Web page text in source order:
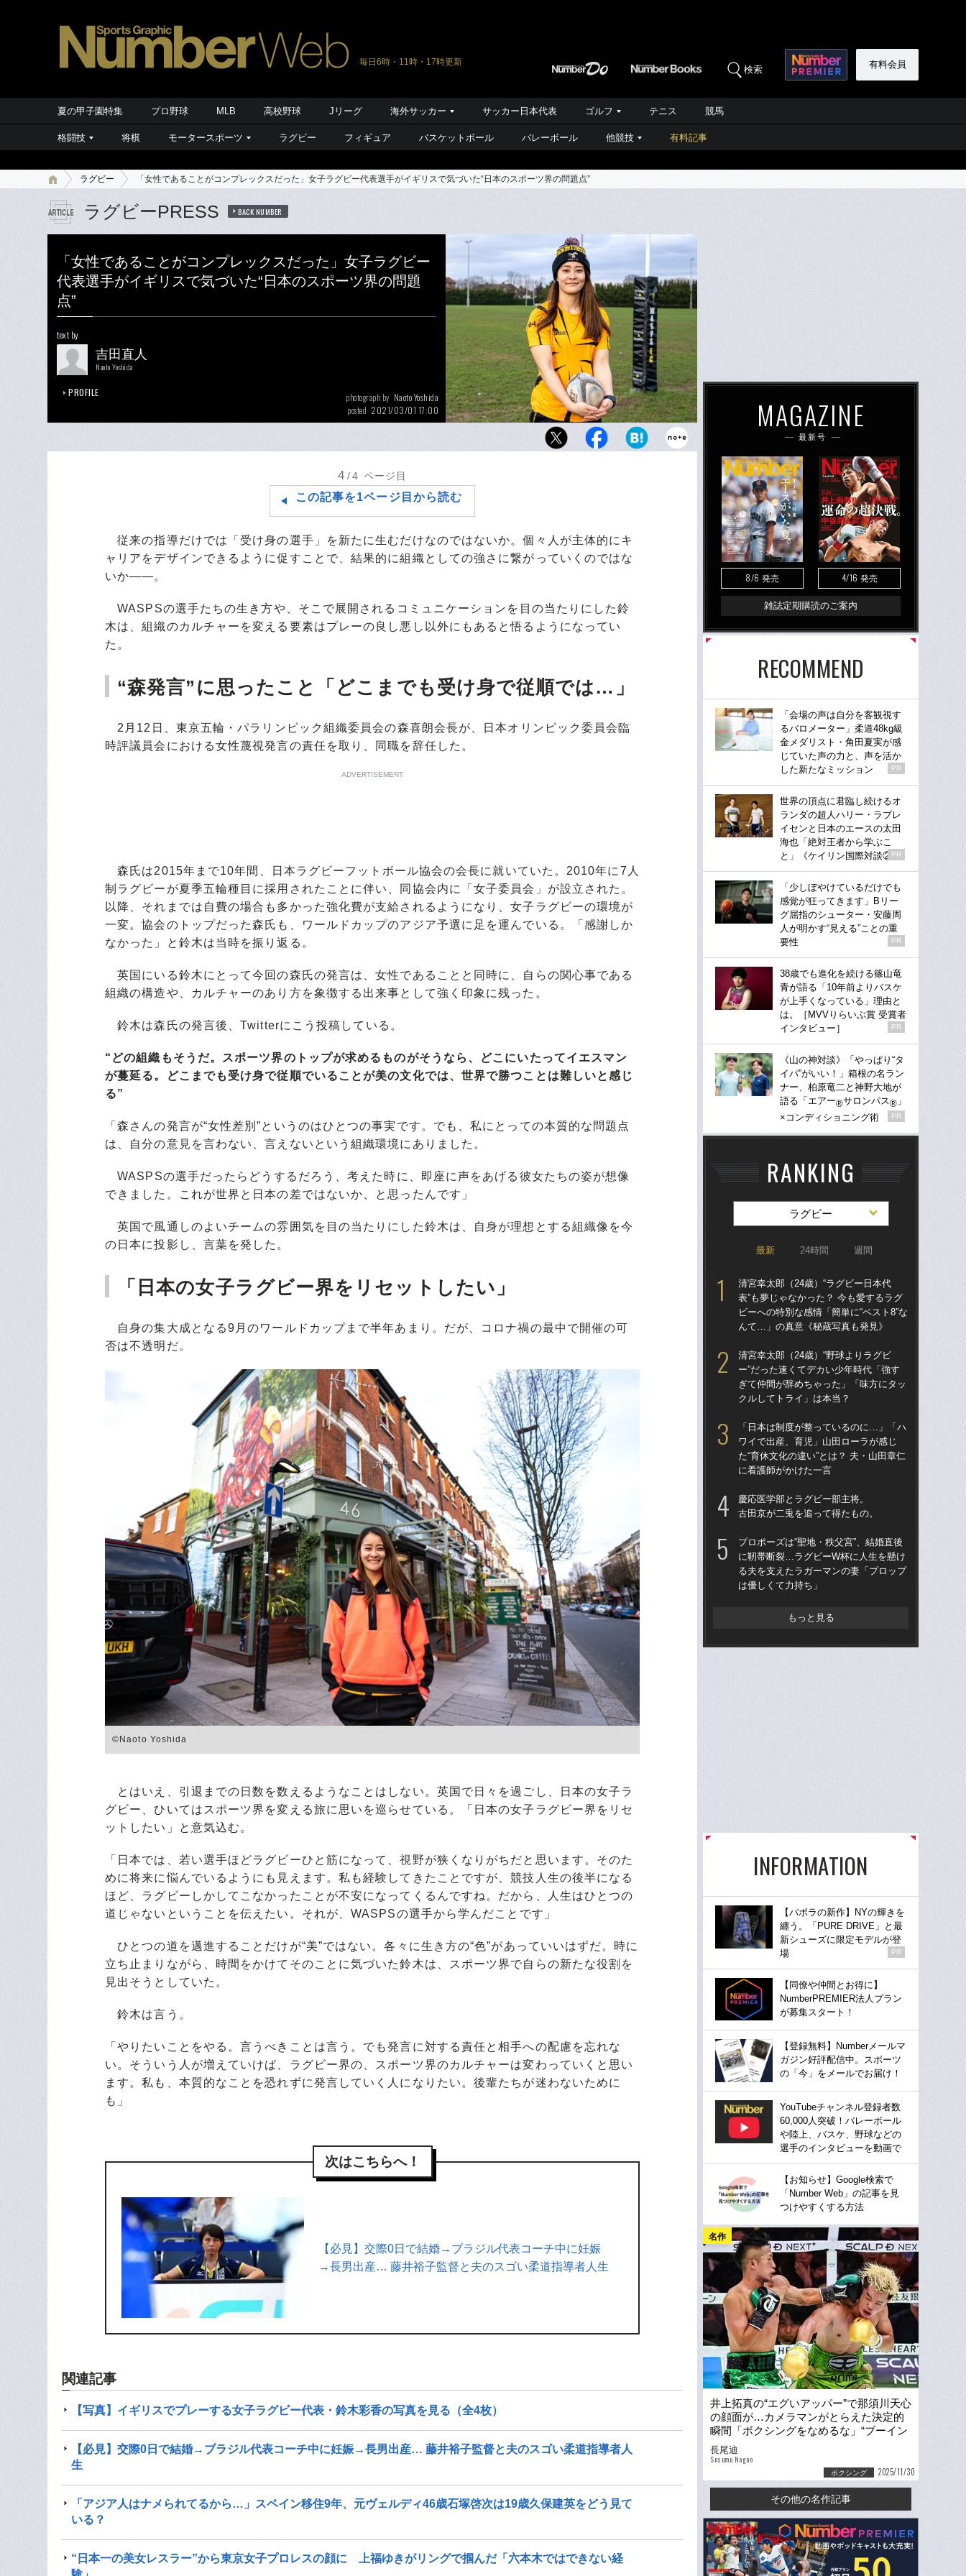
毎日6時・11時・17時更新
検索 有料会員
夏の甲子園特集 プロ野球 MLB 高校野球 Jリーグ 海外サッカー サッカー日本代表 ゴルフ テニス 競馬
格闘技 将棋 モータースポーツ ラグビー フィギュア バスケットボール バレーボール 他競技 有料記事
ラグビー 「女性であることがコンプレックスだった」女子ラグビー代表選手がイギリスで気づいた“日本のスポーツ界の問題点”
ラグビーPRESS BACK NUMBER
「女性であることがコンプレックスだった」女子ラグビー
代表選手がイギリスで気づいた“日本のスポーツ界の問題
点”
text by
吉田直人
Naoto Yoshida
PROFILE photograph by Naoto Yoshida
posted 2021/03/01 17:00
15人制ラグビー女子日本代表の鈴木彩香。昨年11月にイギ
4 /4 ページ目
この記事を1ページ目から読む
従来の指導だけでは「受け身の選手」を新たに生むだけなのではないか。個々人が主体的にキ
ャリアをデザインできるように促すことで、結果的に組織としての強さに繋がっていくのではな
いか――。
WASPSの選手たちの生き方や、そこで展開されるコミュニケーションを目の当たりにした鈴
木は、組織のカルチャーを変える要素はプレーの良し悪し以外にもあると悟るようになってい
た。
“森発言”に思ったこと「どこまでも受け身で従順では…」
2月12日、東京五輪・パラリンピック組織委員会の森喜朗会長が、日本オリンピック委員会臨
時評議員会における女性蔑視発言の責任を取り、同職を辞任した。
ADVERTISEMENT
森氏は2015年まで10年間、日本ラグビーフットボール協会の会長に就いていた。2010年に7人
制ラグビーが夏季五輪種目に採用されたことに伴い、同協会内に「女子委員会」が設立された。
以降、それまでは自費の場合も多かった強化費が支給されるようになり、女子ラグビーの環境が
一変。協会のトップだった森氏も、ワールドカップのアジア予選に足を運んでいる。「感謝しか
なかった」と鈴木は当時を振り返る。
英国にいる鈴木にとって今回の森氏の発言は、女性であることと同時に、自らの関心事である
組織の構造や、カルチャーのあり方を象徴する出来事として強く印象に残った。
鈴木は森氏の発言後、Twitterにこう投稿している。
“どの組織もそうだ。スポーツ界のトップが求めるものがそうなら、どこにいたってイエスマン
が蔓延る。どこまでも受け身で従順でいることが美の文化では、世界で勝つことは難しいと感じ
る”
「森さんの発言が“女性差別”というのはひとつの事実です。でも、私にとっての本質的な問題点
は、自分の意見を言わない、言えないという組織環境にありました。
WASPSの選手だったらどうするだろう、考えた時に、即座に声をあげる彼女たちの姿が想像
できました。これが世界と日本の差ではないか、と思ったんです」
英国で風通しのよいチームの雰囲気を目の当たりにした鈴木は、自身が理想とする組織像を今
の日本に投影し、言葉を発した。
「日本の女子ラグビー界をリセットしたい」
自身の集大成となる9月のワールドカップまで半年あまり。だが、コロナ禍の最中で開催の可
否は不透明だ。
©Naoto Yoshida
とはいえ、引退までの日数を数えるようなことはしない。英国で日々を過ごし、日本の女子ラ
グビー、ひいてはスポーツ界を変える旅に思いを巡らせている。「日本の女子ラグビー界をリセ
ットしたい」と意気込む。
「日本では、若い選手ほどラグビーひと筋になって、視野が狭くなりがちだと思います。そのた
めに将来に悩んでいるようにも見えます。私も経験してきたことですが、競技人生の後半になる
ほど、ラグビーしかしてこなかったことが不安になってくるんですね。だから、人生はひとつの
道じゃないということを伝えたい。それが、WASPSの選手から学んだことです」
ひとつの道を邁進することだけが“美”ではない。各々に生き方の“色”があっていいはずだ。時に
立ち止まりながら、時間をかけてそのことに気づいた鈴木は、スポーツ界で自らの新たな役割を
見出そうとしていた。
鈴木は言う。
「やりたいことをやる。言うべきことは言う。でも発言に対する責任と相手への配慮を忘れな
い。そういう人が増えていけば、ラグビー界の、スポーツ界のカルチャーは変わっていくと思い
ます。私も、本質的なことを恐れずに発言していく人になりたい。後輩たちが迷わないために
も」
次はこちらへ！
【必見】交際0日で結婚→ブラジル代表コーチ中に妊娠
→長男出産… 藤井裕子監督と夫のスゴい柔道指導者人生
関連記事
【写真】イギリスでプレーする女子ラグビー代表・鈴木彩香の写真を見る（全4枚）
【必見】交際0日で結婚→ブラジル代表コーチ中に妊娠→長男出産… 藤井裕子監督と夫のスゴい柔道指導者人
生
「アジア人はナメられてるから…」スペイン移住9年、元ヴェルディ46歳石塚啓次は19歳久保建英をどう見て
いる？
“日本一の美女レスラー”から東京女子プロレスの顔に 上福ゆきがリングで掴んだ「六本木ではできない経
MAGAZINE
最新号
8/6 発売 4/16 発売
雑誌定期購読のご案内
RECOMMEND
「会場の声は自分を客観視す
るバロメーター」柔道48kg級
金メダリスト・角田夏実が感
じていた声の力と、声を活か
した新たなミッション
PR
世界の頂点に君臨し続けるオ
ランダの超人ハリー・ラブレ
イセンと日本のエースの太田
海也「絶対王者から学ぶこ
と」《ケイリン国際対談②》
PR
「少しぼやけているだけでも
感覚が狂ってきます」Bリー
グ屈指のシューター・安藤周
人が明かす“見える”ことの重
要性
PR
38歳でも進化を続ける篠山竜
青が語る「10年前よりバスケ
が上手くなっている」理由と
は。［MVVりらいぶ賞 受賞者
インタビュー］
PR
《山の神対談》「やっぱり“タ
イパ”がいい！」箱根の名ラン
ナー、柏原竜二と神野大地が
語る「エアー®サロンパス® 」
×コンディショニング術
PR
RANKING
ラグビー
最新 24時間 週間
清宮幸太郎（24歳）“ラグビー日本代
表”も夢じゃなかった？ 今も愛するラグ
ビーへの特別な感情「簡単に“ベスト8”な
んて…」の真意《秘蔵写真も発見》
清宮幸太郎（24歳）“野球よりラグビ
ー”だった速くてデカい少年時代「強す
ぎて仲間が辞めちゃった」「味方にタッ
クルしてトライ」は本当？
「日本は制度が整っているのに…」「ハ
ワイで出産、育児」山田ローラが感じ
た“育休文化の違い”とは？ 夫・山田章仁
に看護師がかけた一言
慶応医学部とラグビー部主将。
古田京が二兎を追って得たもの。
プロポーズは“聖地・秩父宮”、結婚直後
に靭帯断裂…ラグビーW杯に人生を懸け
る夫を支えたラガーマンの妻「プロップ
は優しくて力持ち」
もっと見る
INFORMATION
【バボラの新作】NYの輝きを
纏う。「PURE DRIVE」と最
新シューズに限定モデルが登
場
PR
【同僚や仲間とお得に】
NumberPREMIER法人プラン
が募集スタート！
【登録無料】Numberメールマ
ガジン好評配信中。スポーツ
の「今」をメールでお届け！
YouTubeチャンネル登録者数
60,000人突破！バレーボール
や陸上、バスケ、野球などの
選手のインタビューを動画で
【お知らせ】Google検索で
「Number Web」の記事を見
つけやすくする方法
名作
井上拓真の“エグいアッパー”で那須川天心
の顔面が…カメラマンがとらえた決定的
瞬間「ボクシングをなめるな」“ブーイン
グも飛んだ”現地ウラ側
長尾迪
Susumu Nagao
ボクシング 2025/11/30
その他の名作記事